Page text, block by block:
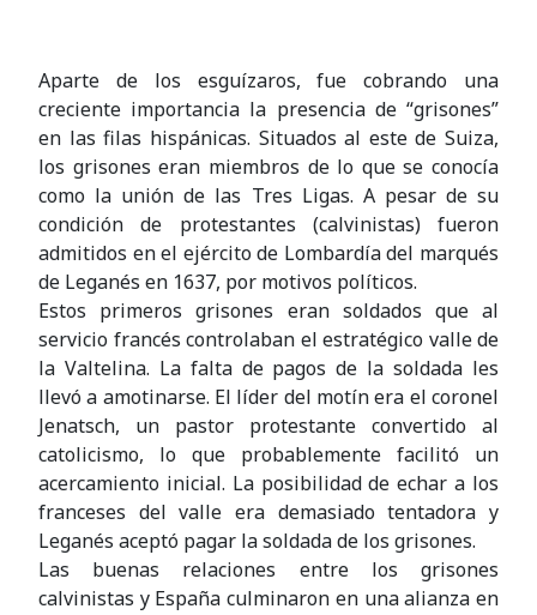
Aparte de los esguízaros, fue cobrando una
creciente importancia la presencia de “grisones”
en las filas hispánicas. Situados al este de Suiza,
los grisones eran miembros de lo que se conocía
como la unión de las Tres Ligas. A pesar de su
condición de protestantes (calvinistas) fueron
admitidos en el ejército de Lombardía del marqués
de Leganés en 1637, por motivos políticos.
Estos primeros grisones eran soldados que al
servicio francés controlaban el estratégico valle de
la Valtelina. La falta de pagos de la soldada les
llevó a amotinarse. El líder del motín era el coronel
Jenatsch, un pastor protestante convertido al
catolicismo, lo que probablemente facilitó un
acercamiento inicial. La posibilidad de echar a los
franceses del valle era demasiado tentadora y
Leganés aceptó pagar la soldada de los grisones.
Las buenas relaciones entre los grisones
calvinistas y España culminaron en una alianza en